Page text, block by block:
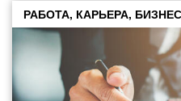
РАБОТА, КАРЬЕРА, БИЗНЕС